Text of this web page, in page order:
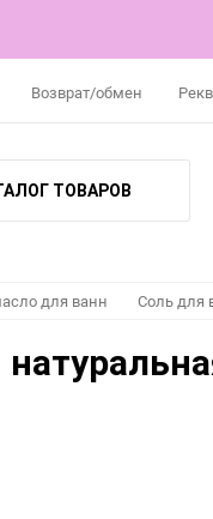
Возврат/обмен
ТОВАРОВ
для ванн Соль для